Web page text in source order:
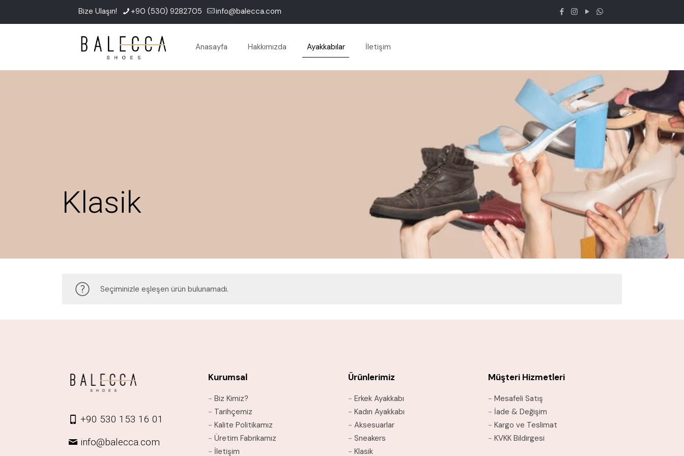
Bize Ulaşın! +90 (530) 9282705 info@balecca.com
Anasayfa Hakkımızda Ayakkabılar İletişim
Klasik
Seçiminizle eşleşen ürün bulunamadı.
+90 530 153 16 01
info@balecca.com
Kurumsal
- Biz Kimiz?
- Tarihçemiz
- Kalite Politikamız
- Üretim Fabrikamız
- İletişim
Ürünlerimiz
- Erkek Ayakkabı
- Kadın Ayakkabı
- Aksesuarlar
- Sneakers
- Klasik
Müşteri Hizmetleri
- Mesafeli Satış
- İade & Değişim
- Kargo ve Teslimat
- KVKK Bildirgesi